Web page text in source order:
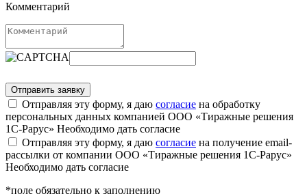
Комментарий
Отправляя эту форму, я даю согласие на обработку
персональных данных компанией ООО «Тиражные решения
1С-Рарус» Необходимо дать согласие
Отправляя эту форму, я даю согласие на получение email-
рассылки от компании ООО «Тиражные решения 1С-Рарус»
Необходимо дать согласие
*поле обязательно к заполнению